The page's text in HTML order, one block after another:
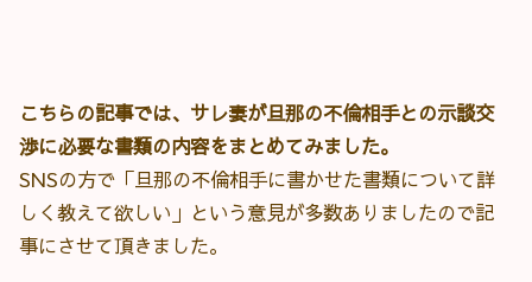
こちらの記事では、サレ妻が旦那の不倫相手との示談交
渉に必要な書類の内容をまとめてみました。
SNSの方で「旦那の不倫相手に書かせた書類について詳
しく教えて欲しい」という意見が多数ありましたので記
事にさせて頂きました。